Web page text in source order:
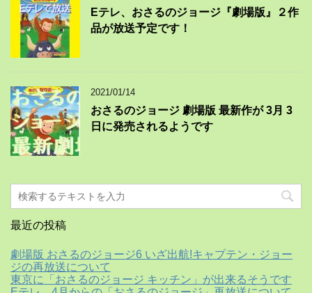
Eテレ、おさるのジョージ『劇場版』２作
品が放送予定です！
2021/01/14
おさるのジョージ 劇場版 最新作が 3月 3
日に発売されるようです
最近の投稿
劇場版 おさるのジョージ6 いざ出航!キャプテン・ジョー
ジの再放送について
東京に「おさるのジョージ キッチン」が出来るそうです